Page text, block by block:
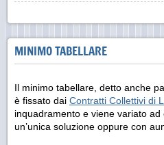
MINIMO TABELLARE
Il minimo tabellare, detto anche
è fissato dai Contratti Collettivi di
inquadramento e viene variato
un’unica soluzione oppure con